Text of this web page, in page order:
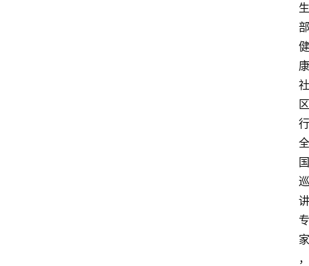
生
部
健
康
社
区
行
全
国
巡
讲
专
家
，